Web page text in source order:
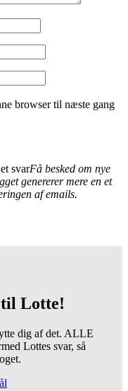
browser til næste gang
svarFå besked om nye
genererer mere en et
af emails.
til Lotte!
dig af det. ALLE
Lottes svar, så